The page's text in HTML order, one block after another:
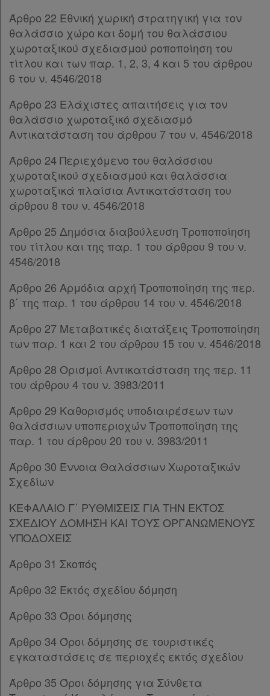
ΚΕΦΑΛΑΙΟ Δ΄ [-]
Άρθρο 41
Άρθρο 42
Άρθρο 43 [-]
Παρ.1
Παρ.3
Άρθρο 44 [-]
Παρ.1
Παρ.2
Παρ.3
Παρ.4
Παρ.5
Παρ.1
Παρ.2
Παρ.5
ΚΕΦΑΛΑΙΟ Ε΄ [-]
Άρθρο 46
Άρθρο 47 [-]
Παρ.1
Παρ.2
Άρθρο 48 [-]
Παρ.2
Άρθρο 49
Άρθρο 50
Άρθρο 52
Άρθρο 53
Άρθρο 54
Άρθρο 55 [-]
Παρ.1
Παρ.3
Άρθρο 57
Άρθρο 58
Άρθρο 59
Άρθρο 60
Άρθρο 61
Άρθρο 63
Άρθρο 22 Εθνική χωρική στρατηγική για τον
θαλάσσιο χώρο και δομή του θαλάσσιου
χωροταξικού σχεδιασμού ροποποίηση του
τίτλου και των παρ. 1, 2, 3, 4 και 5 του άρθρου
6 του ν. 4546/2018
Άρθρο 23 Ελάχιστες απαιτήσεις για τον
θαλάσσιο χωροταξικό σχεδιασμό
Αντικατάσταση του άρθρου 7 του ν. 4546/2018
Άρθρο 24 Περιεχόμενο του θαλάσσιου
χωροταξικού σχεδιασμού και θαλάσσια
χωροταξικά πλαίσια Αντικατάσταση του
άρθρου 8 του ν. 4546/2018
Άρθρο 25 Δημόσια διαβούλευση Τροποποίηση
του τίτλου και της παρ. 1 του άρθρου 9 του ν.
4546/2018
Άρθρο 26 Αρμόδια αρχή Τροποποίηση της περ.
β΄ της παρ. 1 του άρθρου 14 του ν. 4546/2018
Άρθρο 27 Μεταβατικές διατάξεις Τροποποίηση
των παρ. 1 και 2 του άρθρου 15 του ν. 4546/2018
Άρθρο 28 Ορισμοί Αντικατάσταση της περ. 11
του άρθρου 4 του ν. 3983/2011
Άρθρο 29 Καθορισμός υποδιαιρέσεων των
θαλάσσιων υποπεριοχών Τροποποίηση της
παρ. 1 του άρθρου 20 του ν. 3983/2011
Άρθρο 30 Έννοια Θαλάσσιων Χωροταξικών
Σχεδίων
ΚΕΦΑΛΑΙΟ Γ΄ ΡΥΘΜΙΣΕΙΣ ΓΙΑ ΤΗΝ ΕΚΤΟΣ
ΣΧΕΔΙΟΥ ΔΟΜΗΣΗ ΚΑΙ ΤΟΥΣ ΟΡΓΑΝΩΜΕΝΟΥΣ
ΥΠΟΔΟΧΕΙΣ
Άρθρο 31 Σκοπός
Άρθρο 32 Εκτός σχεδίου δόμηση
Άρθρο 33 Όροι δόμησης
Άρθρο 34 Όροι δόμησης σε τουριστικές
εγκαταστάσεις σε περιοχές εκτός σχεδίου
Άρθρο 35 Όροι δόμησης για Σύνθετα